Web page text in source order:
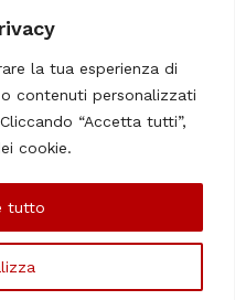
la tua esperienza di
contenuti personalizzati
“Accetta tutti”,
cookie.
tutto
online preferito.
residenti all'estero.
online indipendente